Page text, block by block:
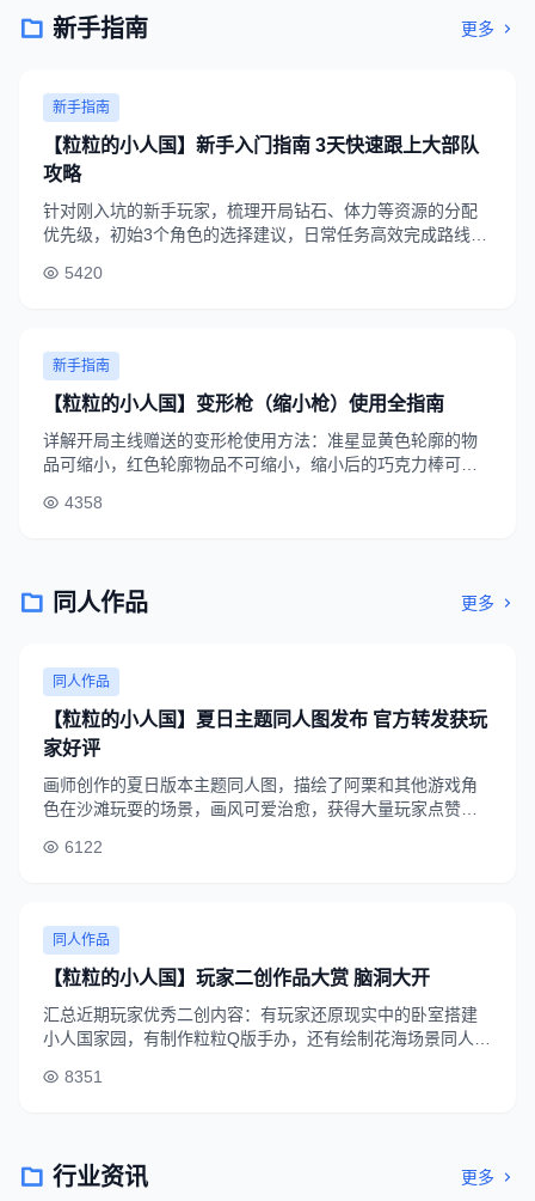
新手指南 更多
新手指南
【粒粒的小人国】新手入门指南 3天快速跟上大部队
攻略
针对刚入坑的新手玩家，梳理开局钻石、体力等资源的分配
优先级，初始3个角色的选择建议，日常任务高效完成路线，
5420
新手指南
【粒粒的小人国】变形枪（缩小枪）使用全指南
详解开局主线赠送的变形枪使用方法：准星显黄色轮廓的物
品可缩小，红色轮廓物品不可缩小，缩小后的巧克力棒可做
打造个性家园。
4358
同人作品 更多
同人作品
【粒粒的小人国】夏日主题同人图发布 官方转发获玩
家好评
画师创作的夏日版本主题同人图，描绘了阿栗和其他游戏角
色在沙滩玩耍的场景，画风可爱治愈，获得大量玩家点赞，
6122
同人作品
【粒粒的小人国】玩家二创作品大赏 脑洞大开
汇总近期玩家优秀二创内容：有玩家还原现实中的卧室搭建
小人国家园，有制作粒粒Q版手办，还有绘制花海场景同人插
家点赞转发。
8351
行业资讯 更多